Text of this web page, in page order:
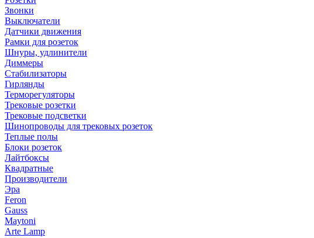
Звонки
Выключатели
Датчики движения
Рамки для розеток
Шнуры, удлинители
Диммеры
Стабилизаторы
Гирлянды
Терморегуляторы
Трековые розетки
Трековые подсветки
Шинопроводы для трековых розеток
Теплые полы
Блоки розеток
Лайтбоксы
Квадратные
Производители
Эра
Feron
Gauss
Maytoni
Arte Lamp